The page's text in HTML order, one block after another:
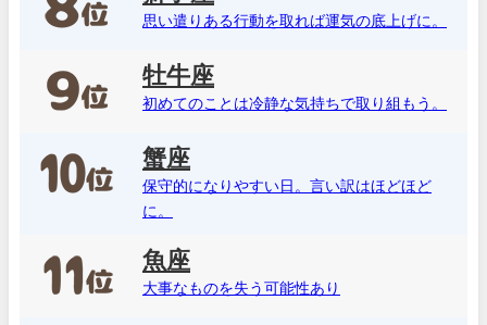
思い遣りある行動を取れば運気の底上げに。
牡牛座
初めてのことは冷静な気持ちで取り組もう。
蟹座
保守的になりやすい日。言い訳はほどほど
に。
魚座
大事なものを失う可能性あり